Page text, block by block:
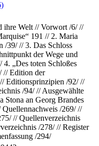
ihre Welt // Vorwort /6/ //
191 // 2. Maria
/39/ // 3. Das Schloss
der Wege und
4. „Des toten Schloßes
// Edition der
Editionsprinzipien /92/ //
/94/ // Ausgewählte
Stona an Georg Brandes
/269/ //
// Quellenverzeichnis
/278/ // Register
/294/